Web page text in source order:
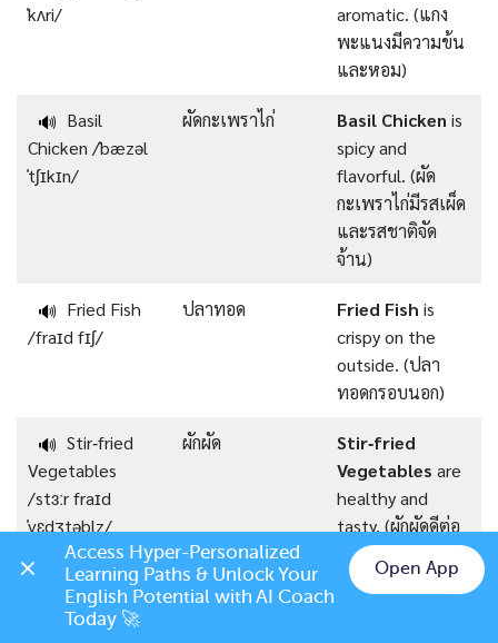
ˈkʌri/
aromatic. (แกง
พะแนงมีความข้น
และหอม)
🔊 Basil
Chicken /ˈbæzəl
ˈtʃɪkɪn/
ผัดกะเพราไก่ Basil Chicken is
spicy and
flavorful. (ผัด
กะเพราไก่มีรสเผ็ด
และรสชาติจัด
จ้าน)
🔊 Fried Fish
/fraɪd fɪʃ/
ปลาทอด Fried Fish is
crispy on the
outside. (ปลา
ทอดกรอบนอก)
🔊 Stir‑fried
Vegetables
/stɜːr fraɪd
ˈvɛdʒtəblz/
ผักผัด
Stir‑fried
Vegetables are
healthy and
tasty. (ผักผัดดีต่อ
สุขภาพและอร่อย)
Grilled Pork
/ɡrɪld pɔːrk/
หมูย่าง Chat on LINE
Access Hyper-Personalized
Learning Paths & Unlock Your
English Potential with AI Coach
Today 🚀
Open App